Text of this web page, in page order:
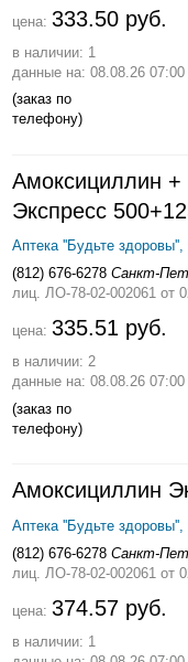
цена: 333.50 руб.
в наличии: 1
данные на: 08.08.26 07:00
(заказ по
телефону)
Амоксициллин +
Экспресс
Аптека ''Будьте
(812) 676-6278 Санкт-
лиц. ЛО-78-02-002061 от
цена: 335.51 руб.
в наличии: 2
данные на: 08.08.26 07:00
(заказ по
телефону)
Амоксициллин
Аптека ''Будьте
(812) 676-6278 Санкт-
лиц. ЛО-78-02-002061 от
цена: 374.57 руб.
в наличии: 1